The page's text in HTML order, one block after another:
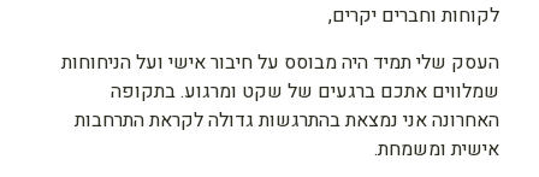
לקוחות וחברים יקרים,
העסק שלי תמיד היה מבוסס על חיבור אישי ועל הניחוחות
שמלווים אתכם ברגעים של שקט ומרגוע. בתקופה
האחרונה אני נמצאת בהתרגשות גדולה לקראת התרחבות
אישית ומשמחת.